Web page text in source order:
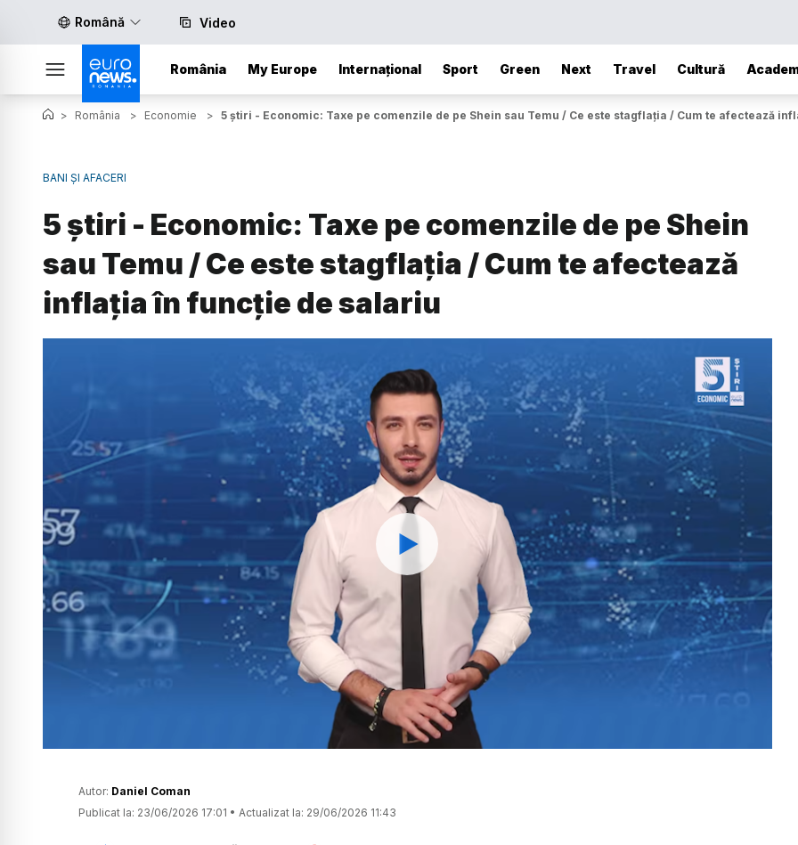
Română Video
România My Europe Internațional Sport Green Next Travel Cultură
> România > Economie > 5 știri - Economic: Taxe pe comenzile de pe Shein sau Temu / Ce este stagflația / Cum te afectează
BANI ȘI AFACERI
5 știri - Economic: Taxe pe comenzile de pe Shein
sau Temu / Ce este stagflația / Cum te afectează
inflația în funcție de salariu
Watch
Autor: Daniel Coman
Publicat la: 23/06/2026 17:01 • Actualizat la: 29/06/2026 11:43